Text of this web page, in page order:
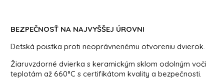
BEZPEČNOSŤ NA NAJVYŠŠEJ ÚROVNI
Detská poistka proti neoprávnenému otvoreniu dvierok.
Žiaruvzdorné dvierka s keramickým sklom odolným voči
teplotám až 660°C s certifikátom kvality a bezpečnosti.